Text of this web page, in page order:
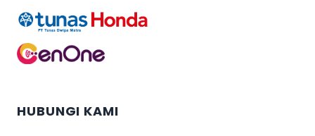
HUBUNGI KAMI